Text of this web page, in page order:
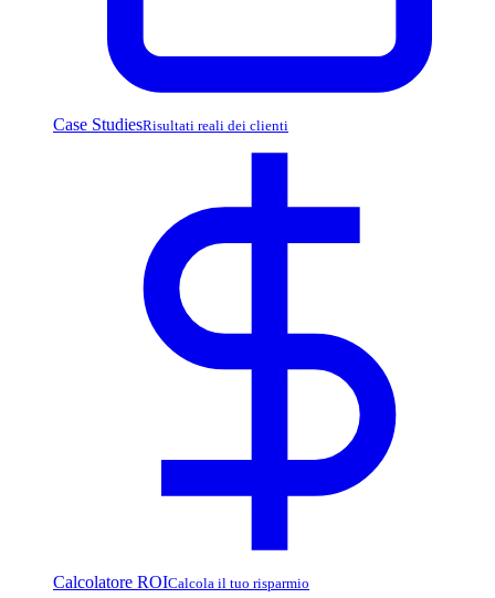
Case StudiesRisultati reali dei clienti
Calcolatore ROICalcola il tuo risparmio